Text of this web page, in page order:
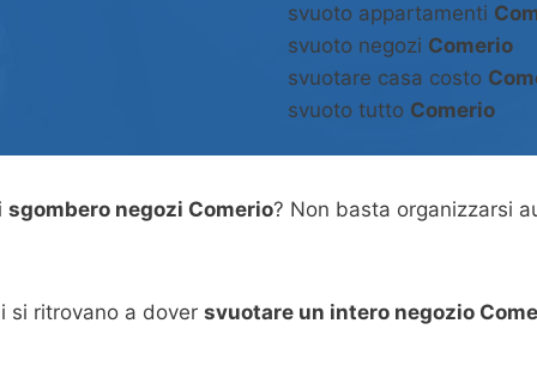
svuoto appartamenti
svuoto negozi Comerio
svuotare casa costo
svuoto tutto Comerio
sgombero negozi Comerio? Non basta organizzarsi
si ritrovano a dover svuotare un intero negozio